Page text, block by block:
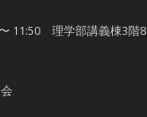
11:50 理学部講義棟3階8